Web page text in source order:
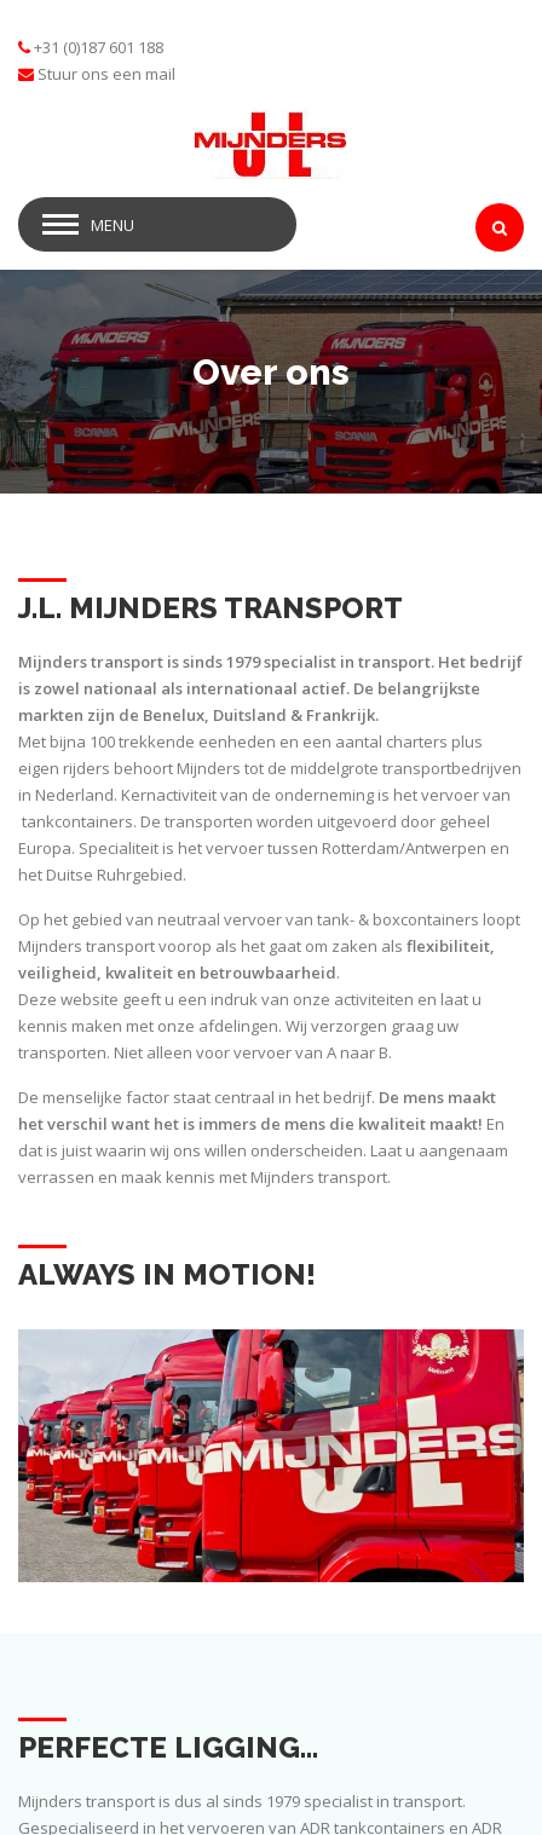
+31 (0)187 601 188
Stuur ons een mail
MENU
Over ons
J.L. MIJNDERS TRANSPORT
Mijnders transport is sinds 1979 specialist in transport. Het bedrijf
is zowel nationaal als internationaal actief. De belangrijkste
markten zijn de Benelux, Duitsland & Frankrijk.
Met bijna 100 trekkende eenheden en een aantal charters plus
eigen rijders behoort Mijnders tot de middelgrote transportbedrijven
in Nederland. Kernactiviteit van de onderneming is het vervoer van
tankcontainers. De transporten worden uitgevoerd door geheel
Europa. Specialiteit is het vervoer tussen Rotterdam/Antwerpen en
het Duitse Ruhrgebied.
Op het gebied van neutraal vervoer van tank- & boxcontainers loopt
Mijnders transport voorop als het gaat om zaken als flexibiliteit,
veiligheid, kwaliteit en betrouwbaarheid.
Deze website geeft u een indruk van onze activiteiten en laat u
kennis maken met onze afdelingen. Wij verzorgen graag uw
transporten. Niet alleen voor vervoer van A naar B.
De menselijke factor staat centraal in het bedrijf. De mens maakt
het verschil want het is immers de mens die kwaliteit maakt! En
dat is juist waarin wij ons willen onderscheiden. Laat u aangenaam
verrassen en maak kennis met Mijnders transport.
ALWAYS IN MOTION!
PERFECTE LIGGING...
Mijnders transport is dus al sinds 1979 specialist in transport.
Gespecialiseerd in het vervoeren van ADR tankcontainers en ADR